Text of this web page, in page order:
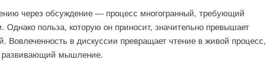
через обсуждение — процесс многогранный, требующий
Однако польза, которую он приносит, значительно превышает
Вовлеченность в дискуссии превращает чтение в живой процесс,
мышление.